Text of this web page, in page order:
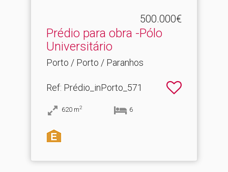
500.000€
Prédio para obra -Pólo
Universitário
Porto / Porto / Paranhos
Ref: Prédio_inPorto_571
620 m2 6